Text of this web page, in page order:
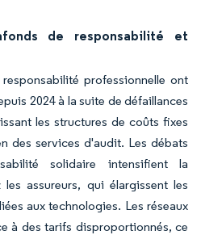
de responsabilité et
professionnelle ont
2024 à la suite de défaillances
les structures de coûts fixes
des services d'audit. Les débats
solidaire intensifient la
assureurs, qui élargissent les
aux technologies. Les réseaux
à des tarifs disproportionnés, ce